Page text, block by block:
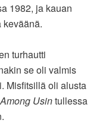
1982, ja kauan
keväänä.
turhautti
se oli valmis
Misfitsillä oli alusta
Usintullessa